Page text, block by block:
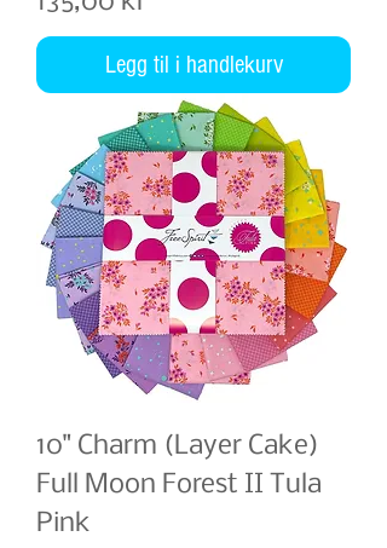
Legg til i handlekurv
10" Charm (Layer Cake)
Full Moon Forest II Tula
Pink